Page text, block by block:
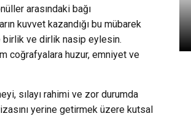
arasındaki bağı
kuvvet kazandığı bu mübarek
ve dirlik nasip eylesin.
coğrafyalara huzur, emniyet ve
sılayı rahimi ve zor durumda
yerine getirmek üzere kutsal